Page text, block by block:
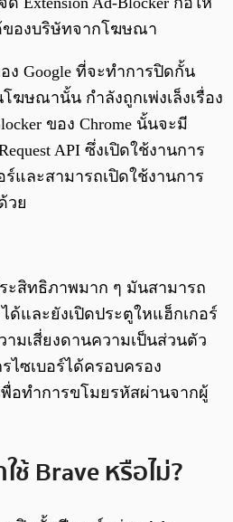
ของบริษัทจากโฆษณา
ง Google ที่จะทำการปิดกั้น
ฆษณานั้น กำลังถูกเพ่งเล็งเรื่อง
ของ Chrome นั้นจะมี
API ซึ่งเปิดใช้งานการ
และสามารถเปิดใช้งานการ
วย
ะสิทธิภาพมาก ๆ มันสามารถ
ด้และยังเปิดประตูใหแฮ็กเกอร์
ามเสี่ยงดานความเป็นส่วนตัว
ซเบอร์ได้ครอบครอง
เพื่อทำการขโมยรหัสผ่านจากผู้
ช้ Brave หรือไม่?